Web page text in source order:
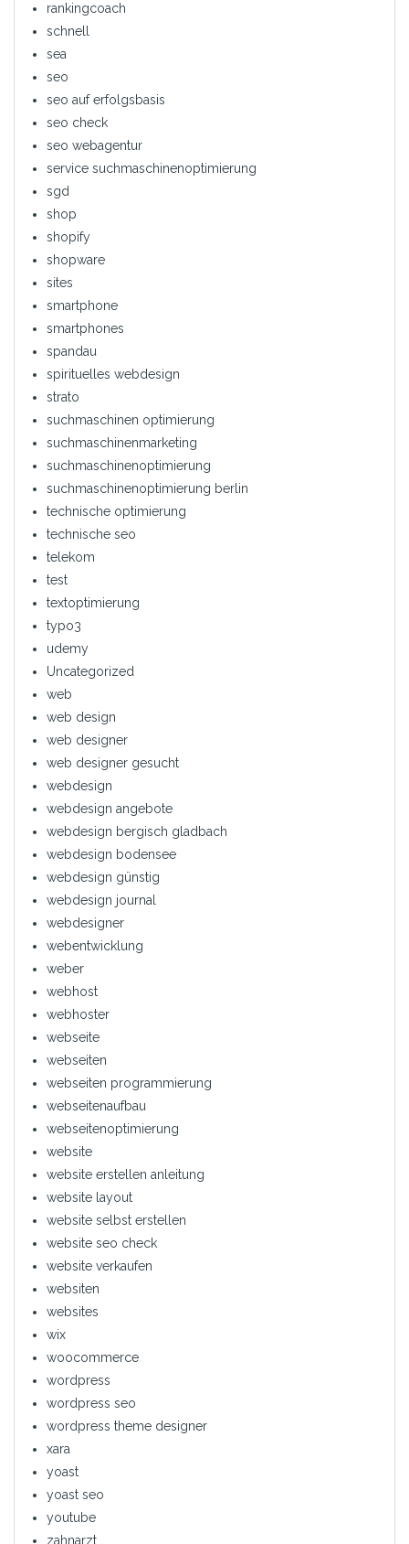
rankingcoach
schnell
sea
seo
seo auf erfolgsbasis
seo check
seo webagentur
service suchmaschinenoptimierung
sgd
shop
shopify
shopware
sites
smartphone
smartphones
spandau
spirituelles webdesign
strato
suchmaschinen optimierung
suchmaschinenmarketing
suchmaschinenoptimierung
suchmaschinenoptimierung berlin
technische optimierung
technische seo
telekom
test
textoptimierung
typo3
udemy
Uncategorized
web
web design
web designer
web designer gesucht
webdesign
webdesign angebote
webdesign bergisch gladbach
webdesign bodensee
webdesign günstig
webdesign journal
webdesigner
webentwicklung
weber
webhost
webhoster
webseite
webseiten
webseiten programmierung
webseitenaufbau
webseitenoptimierung
website
website erstellen anleitung
website layout
website selbst erstellen
website seo check
website verkaufen
websiten
websites
wix
woocommerce
wordpress
wordpress seo
wordpress theme designer
xara
yoast
yoast seo
youtube
zahnarzt